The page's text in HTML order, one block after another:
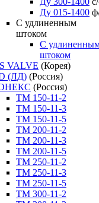
Ду 015-1400
С удлиненным
штоком
C
штоком
VALVE (Корея)
(ЛД) (Россия)
(Россия)
ТM 150-11-2
ТM 150-11-3
ТM 150-11-5
ТM 200-11-2
ТM 200-11-3
ТM 200-11-5
ТM 250-11-2
ТM 250-11-3
ТM 250-11-5
ТM 300-11-2